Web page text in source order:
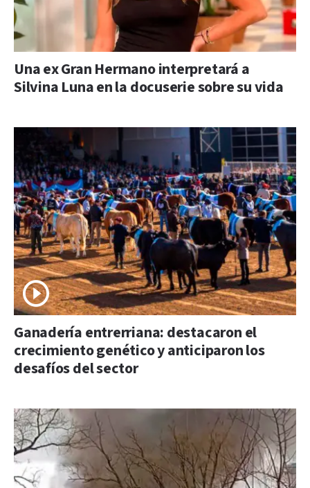
Una ex Gran Hermano interpretará a
Silvina Luna en la docuserie sobre su vida
Ganadería entrerriana: destacaron el
crecimiento genético y anticiparon los
desafíos del sector